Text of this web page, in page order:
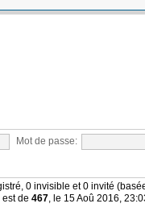
Mot de passe:
0 invisible et 0 invité
de 467, le 15 Aoû 2016,